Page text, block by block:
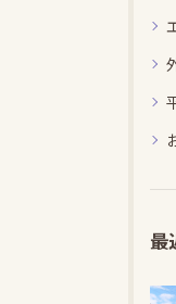
最